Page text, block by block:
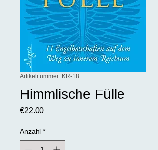
Artikelnummer: KR-18
Himmlische Fülle
€22.00Preis
Anzahl *